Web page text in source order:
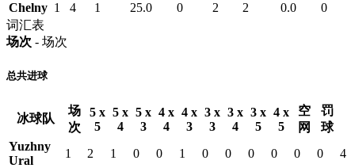
Chelny 1 4 1 25.0 0 2 2 0.0
0
词汇表
场次 - 场次
总共进球
冰球队
场
次
5 x
5
5 x
4
5 x
3
4 x
4
4 x
3
3 x
3
3 x
4
3 x
5
4 x
5
空
网
罚
球
Yuzhny
Ural
1 2 1 0 0 1 0 0 0 0 0 0
4